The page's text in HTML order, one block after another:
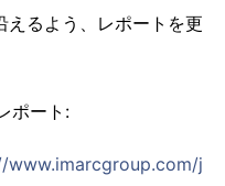
えるよう、レポートを更
ポート:
www.imarcgroup.com/j